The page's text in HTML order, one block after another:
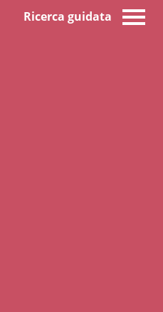
Ricerca guidata